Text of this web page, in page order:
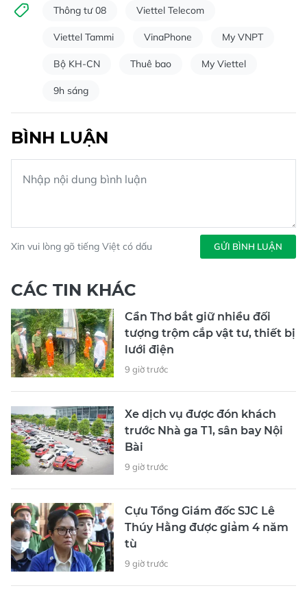
Thông tư 08 Viettel Telecom
Viettel Tammi VinaPhone My VNPT
Bộ KH-CN Thuê bao My Viettel
9h sáng
BÌNH LUẬN
Xin vui lòng gõ tiếng Việt có dấu GỬI BÌNH LUẬN
CÁC TIN KHÁC
Cần Thơ bắt giữ nhiều đối
tượng trộm cắp vật tư, thiết bị
lưới điện
9 giờ trước
Xe dịch vụ được đón khách
trước Nhà ga T1, sân bay Nội
Bài
9 giờ trước
Cựu Tổng Giám đốc SJC Lê
Thúy Hằng được giảm 4 năm
tù
9 giờ trước